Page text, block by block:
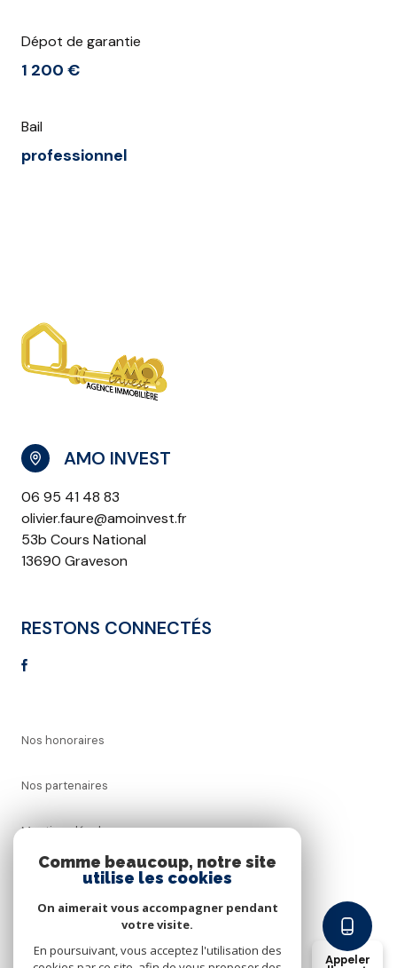
Appeler
Dépot de garantie
1 200 €
Bail
professionnel
AMO INVEST
06 95 41 48 83
olivier.faure@amoinvest.fr
53b Cours National
13690 Graveson
RESTONS CONNECTÉS
Nos honoraires
Nos partenaires
Mentions légales
Comme beaucoup, notre site
utilise les cookies
On aimerait vous accompagner pendant
votre visite.
En poursuivant, vous acceptez l'utilisation des